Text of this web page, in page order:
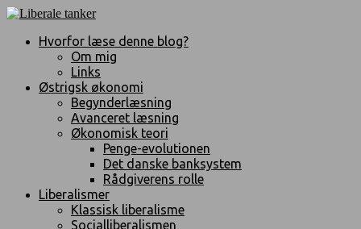
Hvorfor læse denne blog?
Om mig
Links
Østrigsk økonomi
Begynderlæsning
Avanceret læsning
Økonomisk teori
Penge-evolutionen
Det danske banksystem
Rådgiverens rolle
Liberalismer
Klassisk liberalisme
Socialliberalismen